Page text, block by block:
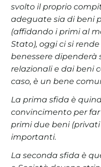
svolto il proprio
adeguate sia di beni
(affidando i primi al
Stato), oggi ci si
benessere dipenderà
relazionali e dai beni
caso, è un bene
La prima sfida è
convincimento per far
primi due beni
importanti.
La seconda sfida è